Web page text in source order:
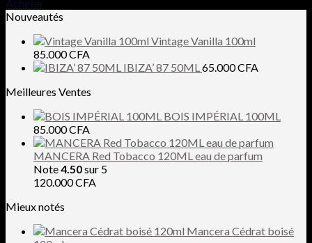
Acheter
Nouveautés
Vintage Vanilla 100ml
85.000CFA
IBIZA’ 87 50ML65.000CFA
Meilleures Ventes
BOIS IMPÉRIAL 100ML
85.000CFA
MANCERA Red Tobacco 120ML eau de parfum
Note4.50sur 5
120.000CFA
Mieux notés
Mancera Cédrat boisé